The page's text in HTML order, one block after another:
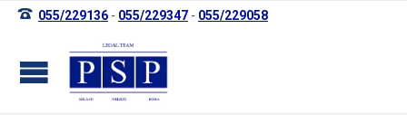
 055/229136 - 055/229347 - 055/229058